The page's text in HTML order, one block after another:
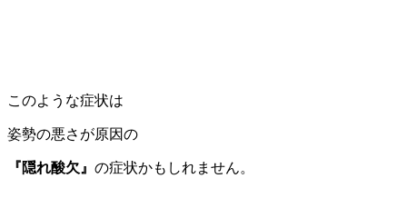
このような症状は
姿勢の悪さが原因の
『隠れ酸欠』 の症状かもしれません。